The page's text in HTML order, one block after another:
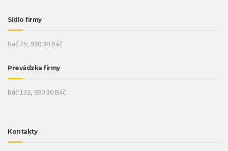
Sídlo firmy
Báč 25, 930 30 Báč
Prevádzka firmy
Báč 132, 930 30 Báč
Kontakty